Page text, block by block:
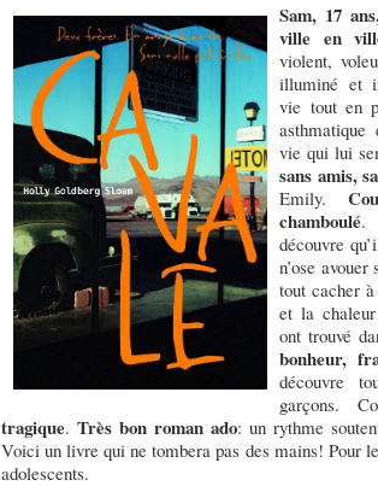
Sam, 17
ville en
violent,
illuminé et
vie tout en
vie qui lui
sans amis,
Emily.
chamboulé.
découvre
n’ose
tout cacher
et la
ont trouvé
bonheur,
découvre
garçons.
tragique. Très bon roman ado: un rythme
Voici un livre qui ne tombera pas des mains! Pour
adolescents.